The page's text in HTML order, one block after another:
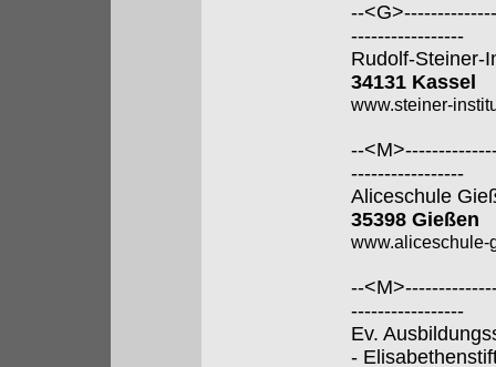
--
-----------------
Rudolf-Steiner-
34131 Kassel
www.steiner-
--
-----------------
Aliceschule
35398 Gießen
www.aliceschule-
--
-----------------
Ev.
-